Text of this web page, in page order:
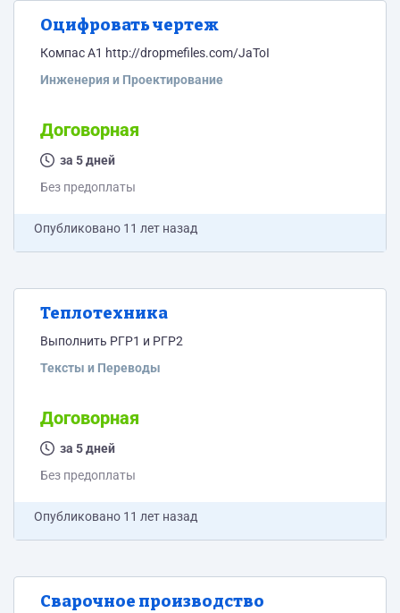
Оцифровать чертеж
Компас А1 http://dropmefiles.com/JaToI
Инженерия и Проектирование
Договорная
за 5 дней
Без предоплаты
Опубликовано 11 лет назад
Теплотехника
Выполнить РГР1 и РГР2
Тексты и Переводы
Договорная
за 5 дней
Без предоплаты
Опубликовано 11 лет назад
Cварочное производство